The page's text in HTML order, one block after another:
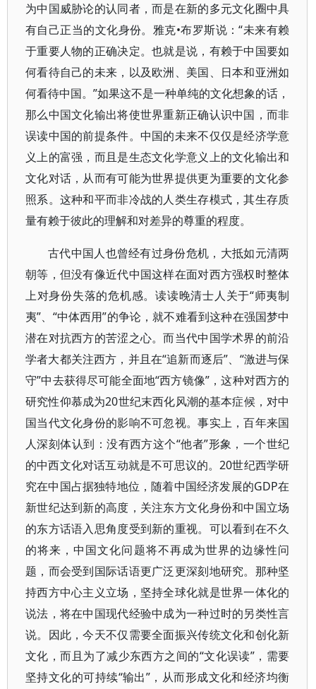
为中国威胁论的认同者，而是在新的多元文化圈中具
有自己正当的文化身份。雅克•布罗斯说：“未来有赖
于重要人物的正确决定。也就是说，有赖于中国要如
何看待自己的未来，以及欧洲、美国、日本和亚洲如
何看待中国。”如果这不是一种单纯的文化想象的话，
那么中国文化输出将使世界重新正确认识中国，而非
误读中国的前提条件。中国的未来不仅仅是经济学意
义上的富强，而且是生态文化学意义上的文化输出和
文化对话，从而有可能为世界提供更为重要的文化参
照系。这种和平而非冷战的人类生存模式，其生存质
量有赖于彼此的理解和对差异的尊重的程度。
古代中国人也曾经有过身份危机，大抵如元清两
朝等，但没有像近代中国这样在面对西方强权时整体
上对身份失落的危机感。读读晚清士人关于“师夷制
夷”、“中体西用”的争论，就不难看到这种在强国梦中
潜在对抗西方的苦涩之心。而当代中国学术界的前沿
学者大都关注西方，并且在“追新而逐后”、“激进与保
守”中去获得尽可能全面地“西方镜像”，这种对西方的
研究性仰慕成为20世纪末西化风潮的基本症候，对中
国当代文化身份的影响不可忽视。事实上，百年来国
人深刻体认到：没有西方这个“他者”形象，一个世纪
的中西文化对话互动就是不可思议的。20世纪西学研
究在中国占据独特地位，随着中国经济发展的GDP在
新世纪达到新的高度，关注东方文化身份和中国立场
的东方话语入思角度受到新的重视。可以看到在不久
的将来，中国文化问题将不再成为世界的边缘性问
题，而会受到国际话语更广泛更深刻地研究。那种坚
持西方中心主义立场，坚持全球化就是世界一体化的
说法，将在中国现代经验中成为一种过时的另类性言
说。因此，今天不仅需要全面振兴传统文化和创化新
文化，而且为了减少东西方之间的“文化误读”，需要
坚持文化的可持续“输出”，从而形成文化和经济均衡